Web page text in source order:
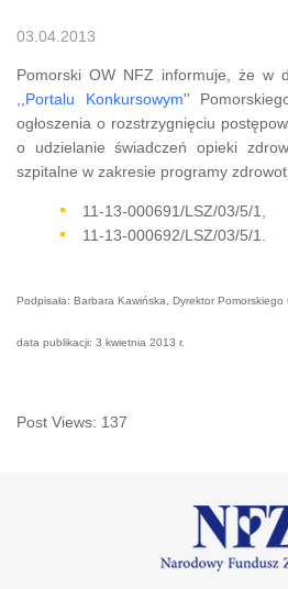
03.04.2013
Pomorski OW NFZ informuje, że w
Portalu Konkursowym''
ogłoszenia o rozstrzygnięciu
o udzielanie świadczeń opieki
szpitalne w zakresie programy
11-13-000691/LSZ/03/5/1,
11-13-000692/LSZ/03/5/1.
Podpisała: Barbara Kawińska, Dyrektor Pomorskiego
data publikacji: 3 kwietnia 2013 r.
Post Views: 137